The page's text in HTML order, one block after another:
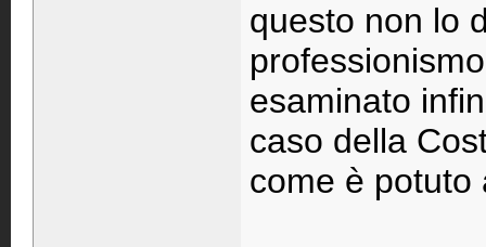
questo non lo
esaminato
caso della
come è potuto